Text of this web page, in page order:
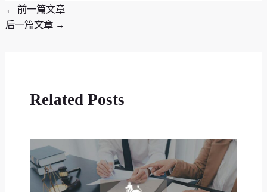
← 前一篇文章
后一篇文章 →
Related Posts